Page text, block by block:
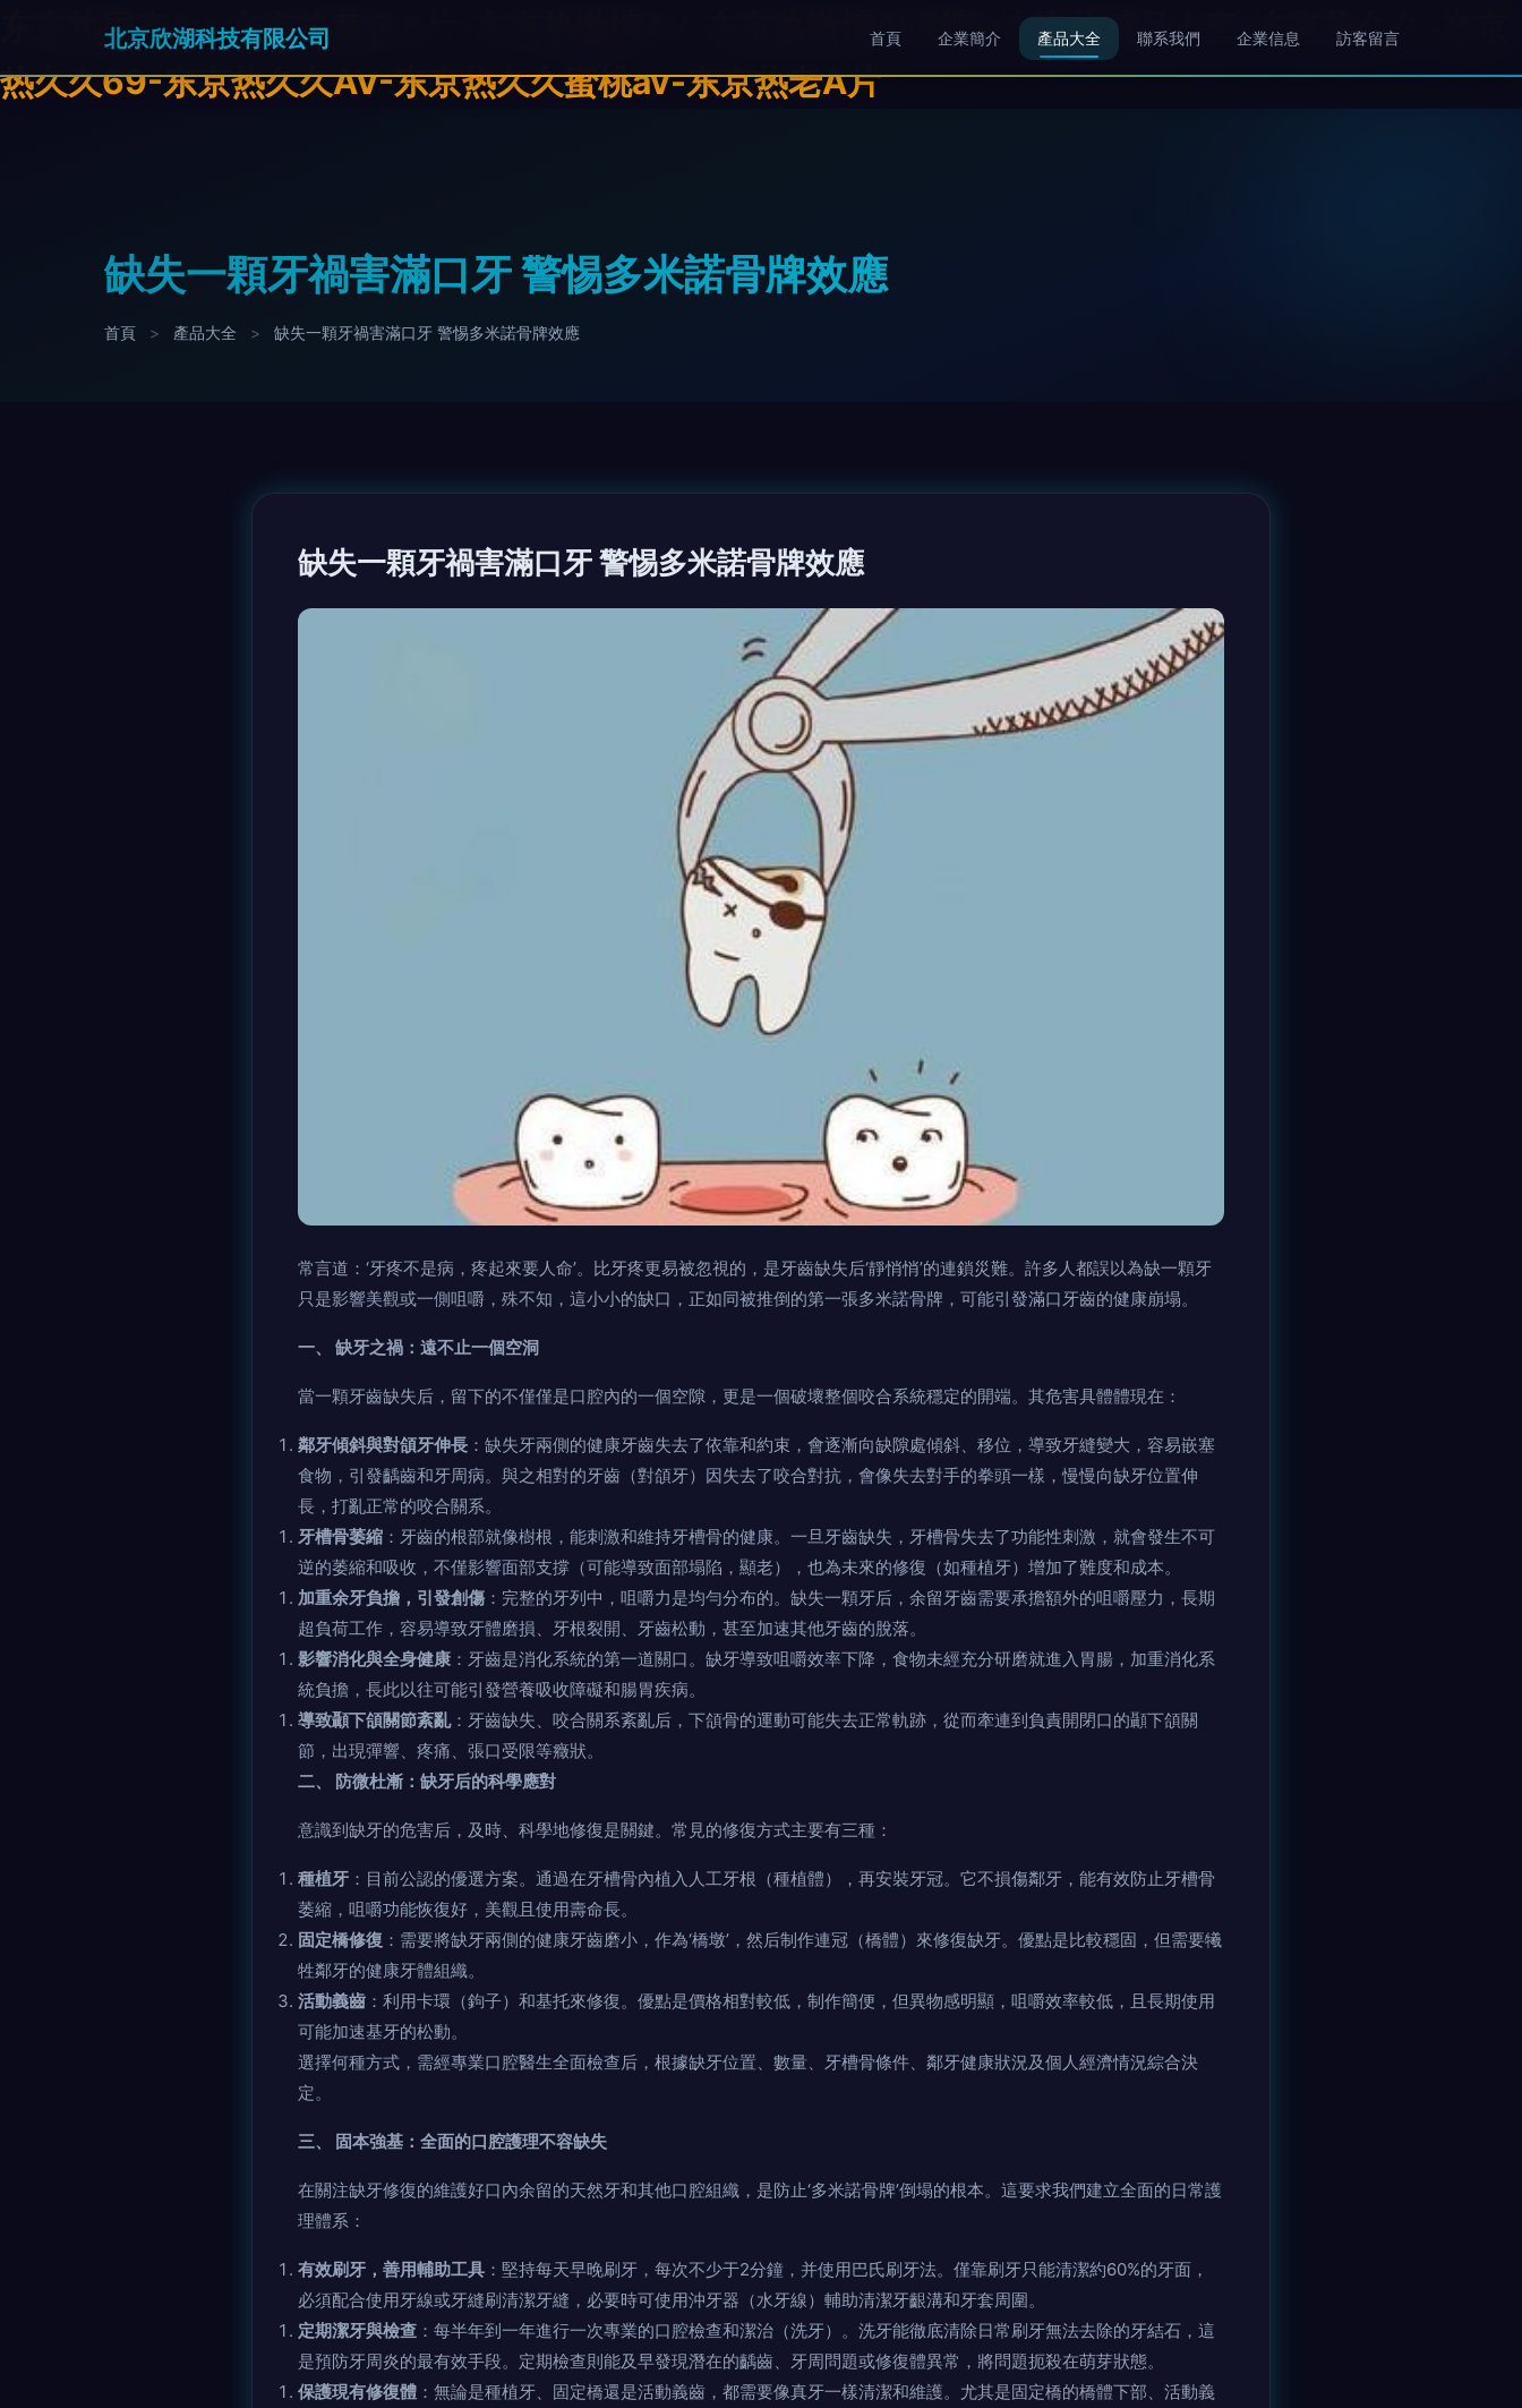
东京热国产Av-东京热黄色A片-东京热激情AV-东京热激情Av影院-东京热精品人妻-东京热久久-东京
热久久69-东京热久久AV-东京热久久蜜桃av-东京热老A片
北京欣湖科技有限公司 首頁 企業簡介 產品大全 聯系我們 企業信息 訪客留言
缺失一顆牙禍害滿口牙 警惕多米諾骨牌效應
首頁 > 產品大全 > 缺失一顆牙禍害滿口牙 警惕多米諾骨牌效應
缺失一顆牙禍害滿口牙 警惕多米諾骨牌效應
常言道：‘牙疼不是病，疼起來要人命’。比牙疼更易被忽視的，是牙齒缺失后‘靜悄悄’的連鎖災難。許多人都誤以為缺一顆牙
只是影響美觀或一側咀嚼，殊不知，這小小的缺口，正如同被推倒的第一張多米諾骨牌，可能引發滿口牙齒的健康崩塌。
一、 缺牙之禍：遠不止一個空洞
當一顆牙齒缺失后，留下的不僅僅是口腔內的一個空隙，更是一個破壞整個咬合系統穩定的開端。其危害具體體現在：
鄰牙傾斜與對頜牙伸長 ：缺失牙兩側的健康牙齒失去了依靠和約束，會逐漸向缺隙處傾斜、移位，導致牙縫變大，容易嵌塞
食物，引發齲齒和牙周病。與之相對的牙齒（對頜牙）因失去了咬合對抗，會像失去對手的拳頭一樣，慢慢向缺牙位置伸
長，打亂正常的咬合關系。
牙槽骨萎縮 ：牙齒的根部就像樹根，能刺激和維持牙槽骨的健康。一旦牙齒缺失，牙槽骨失去了功能性刺激，就會發生不可
逆的萎縮和吸收，不僅影響面部支撐（可能導致面部塌陷，顯老），也為未來的修復（如種植牙）增加了難度和成本。
加重余牙負擔，引發創傷 ：完整的牙列中，咀嚼力是均勻分布的。缺失一顆牙后，余留牙齒需要承擔額外的咀嚼壓力，長期
超負荷工作，容易導致牙體磨損、牙根裂開、牙齒松動，甚至加速其他牙齒的脫落。
影響消化與全身健康 ：牙齒是消化系統的第一道關口。缺牙導致咀嚼效率下降，食物未經充分研磨就進入胃腸，加重消化系
統負擔，長此以往可能引發營養吸收障礙和腸胃疾病。
導致顳下頜關節紊亂：牙齒缺失、咬合關系紊亂后，下頜骨的運動可能失去正常軌跡，從而牽連到負責開閉口的顳下頜關
節，出現彈響、疼痛、張口受限等癥狀。
二、 防微杜漸：缺牙后的科學應對
意識到缺牙的危害后，及時、科學地修復是關鍵。常見的修復方式主要有三種：
種植牙 ：目前公認的優選方案。通過在牙槽骨內植入人工牙根（種植體），再安裝牙冠。它不損傷鄰牙，能有效防止牙槽骨
萎縮，咀嚼功能恢復好，美觀且使用壽命長。
固定橋修復 ：需要將缺牙兩側的健康牙齒磨小，作為‘橋墩’，然后制作連冠（橋體）來修復缺牙。優點是比較穩固，但需要犧
牲鄰牙的健康牙體組織。
活動義齒 ：利用卡環（鉤子）和基托來修復。優點是價格相對較低，制作簡便，但異物感明顯，咀嚼效率較低，且長期使用
可能加速基牙的松動。
選擇何種方式，需經專業口腔醫生全面檢查后，根據缺牙位置、數量、牙槽骨條件、鄰牙健康狀況及個人經濟情況綜合決
定。
三、 固本強基：全面的口腔護理不容缺失
在關注缺牙修復的維護好口內余留的天然牙和其他口腔組織，是防止‘多米諾骨牌’倒塌的根本。這要求我們建立全面的日常護
理體系：
有效刷牙，善用輔助工具 ：堅持每天早晚刷牙，每次不少于2分鐘，并使用巴氏刷牙法。僅靠刷牙只能清潔約60%的牙面，
必須配合使用牙線或牙縫刷清潔牙縫，必要時可使用沖牙器（水牙線）輔助清潔牙齦溝和牙套周圍。
定期潔牙與檢查 ：每半年到一年進行一次專業的口腔檢查和潔治（洗牙）。洗牙能徹底清除日常刷牙無法去除的牙結石，這
是預防牙周炎的最有效手段。定期檢查則能及早發現潛在的齲齒、牙周問題或修復體異常，將問題扼殺在萌芽狀態。
保護現有修復體 ：無論是種植牙、固定橋還是活動義齒，都需要像真牙一樣清潔和維護。尤其是固定橋的橋體下部、活動義